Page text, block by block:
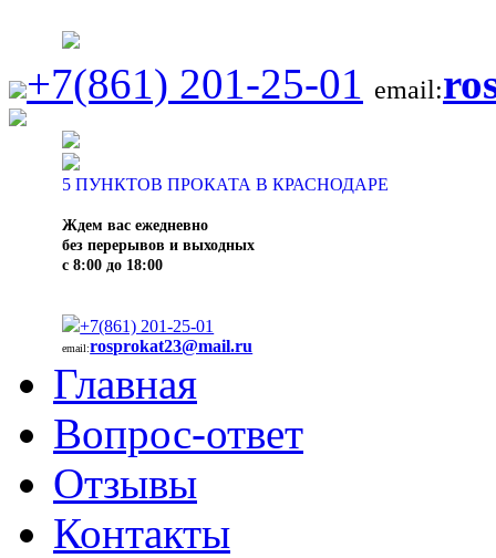
+7(861) 201-25-01 email:
5 ПУНКТОВ ПРОКАТА В КРАСНОДАРЕ
Ждем вас ежедневно
без перерывов и выходных
с 8:00 до 18:00
+7(861) 201-25-01
email:rosprokat23@mail.ru
Главная
Вопрос-ответ
Отзывы
Контакты